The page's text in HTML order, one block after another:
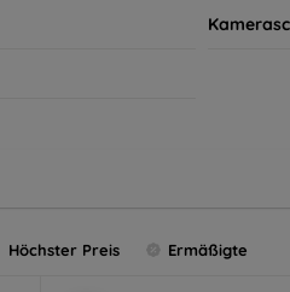
Höchster Preis Ermäßigte